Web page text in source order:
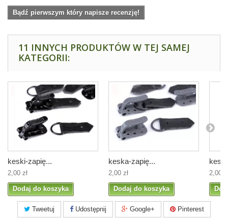
Bądź pierwszym który napisze recenzję!
11 INNYCH PRODUKTÓW W TEJ SAMEJ
KATEGORII:
keski-zapię...
2,00 zł
Dodaj do koszyka
keska-zapię...
2,00 zł
Dodaj do koszyka
2,00
Tweetuj Udostępnij Google+ Pinterest